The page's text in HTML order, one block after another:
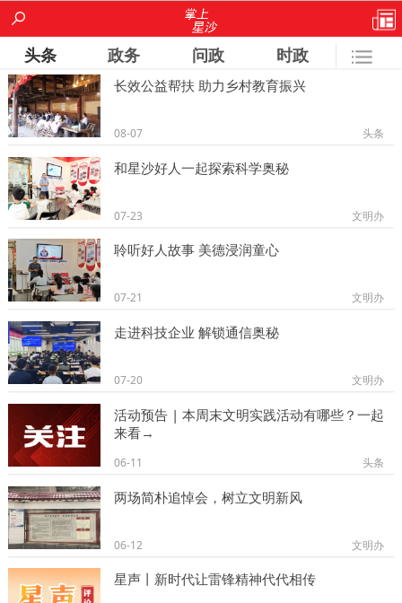
头条 政务 问政 时政
城事 镇街 房产 经开区
政协 文艺 果园
北山 文明办 旅游局 规建局
安监局
长效公益帮扶 助力乡村教育振兴
08-07 头条
和星沙好人一起探索科学奥秘
07-23 文明办
聆听好人故事 美德浸润童心
07-21 文明办
走进科技企业 解锁通信奥秘
07-20 文明办
活动预告 | 本周末文明实践活动有哪些？一起
来看→
06-11 头条
两场简朴追悼会，树立文明新风
06-12 文明办
星声丨​新时代让雷锋精神代代相传